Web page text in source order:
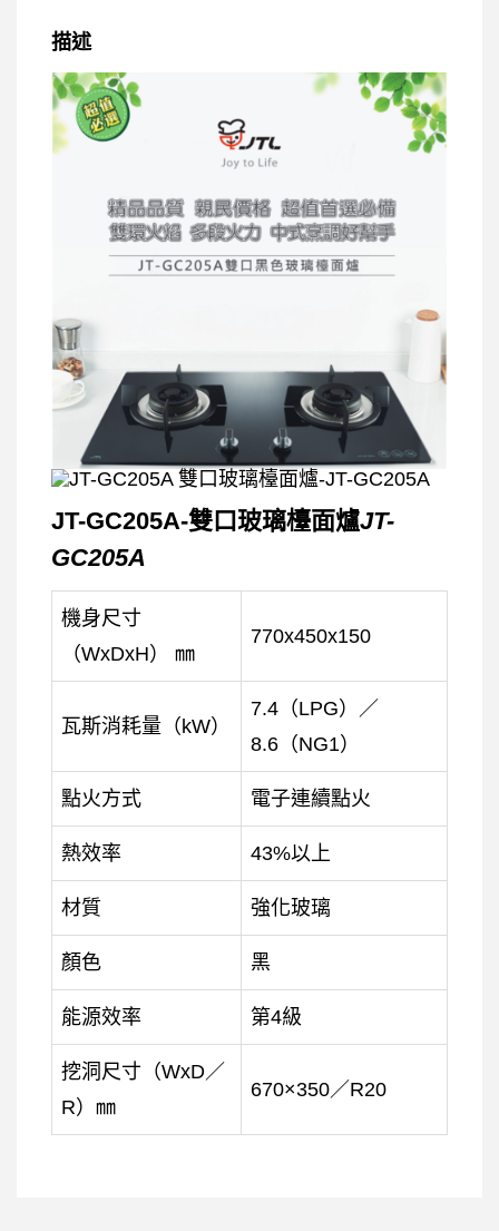
描述
JT-GC205A-雙口玻璃檯面爐JT-
GC205A
機身尺寸
（WxDxH） ㎜
770x450x150
瓦斯消耗量（kW）
7.4（LPG）／
8.6（NG1）
點火方式 電子連續點火
熱效率 43%以上
材質 強化玻璃
顏色 黑
能源效率 第4級
挖洞尺寸（WxD／
R）㎜
670×350／R20